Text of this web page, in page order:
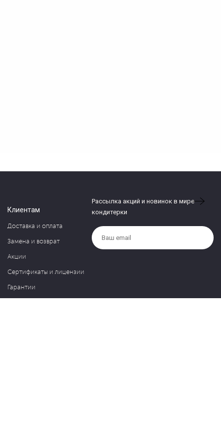
Клиентам
Доставка и оплата
Замена и возврат
Акции
Сертификаты и лицензии
Гарантии
Рассылка акций и новинок в мире
кондитерки